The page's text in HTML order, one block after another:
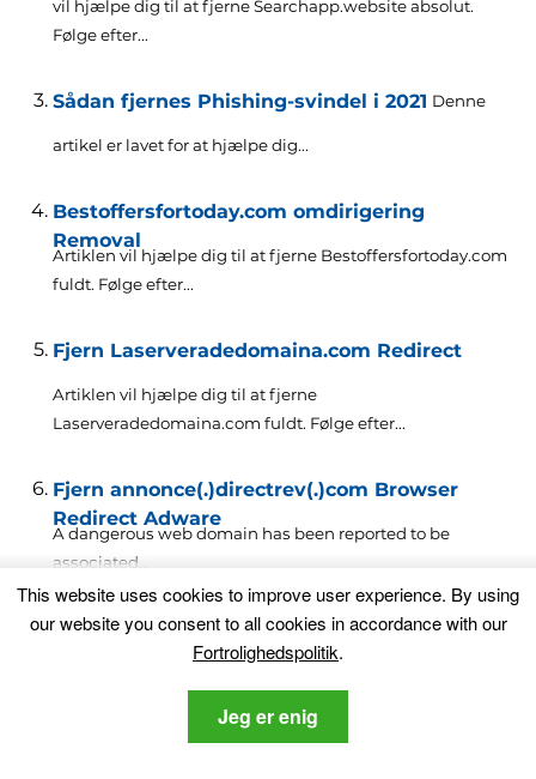
vil hjælpe dig til at fjerne Searchapp.website absolut.
Følge efter...
Sådan fjernes Phishing-svindel i 2021 Denne
artikel er lavet for at hjælpe dig...
Bestoffersfortoday.com omdirigering
Removal
Artiklen vil hjælpe dig til at fjerne Bestoffersfortoday.com
fuldt. Følge efter...
Fjern Laserveradedomaina.com Redirect
Artiklen vil hjælpe dig til at fjerne
Laserveradedomaina.com fuldt. Følge efter...
Fjern annonce(.)directrev(.)com Browser
Redirect Adware
A dangerous web domain has been reported to be
associated..
Fjern Content.olaldo.com Browser
This website uses cookies to improve user experience. By using
our website you consent to all cookies in accordance with our
Fortrolighedspolitik.
Jeg er enig